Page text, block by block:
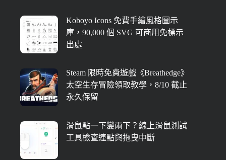
Koboyo Icons 免費手繪風格圖示
庫，90,000 個 SVG 可商用免標示
出處
Steam 限時免費遊戲《Breathedge》
太空生存冒險領取教學，8/10 截止
永久保留
滑鼠點一下變兩下？線上滑鼠測試
工具檢查連點與拖曳中斷